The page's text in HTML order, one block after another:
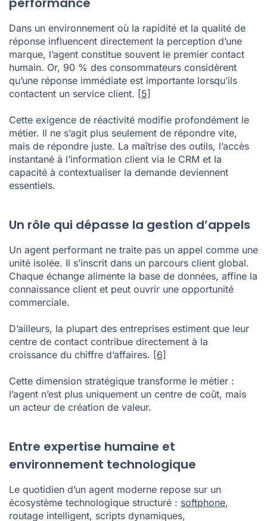
Dans un environnement où la rapidité et la qualité de
réponse influencent directement la perception d’une
marque, l’agent constitue souvent le premier contact
humain. Or, 90 % des consommateurs considèrent
qu’une réponse immédiate est importante lorsqu’ils
contactent un service client. [5]
Cette exigence de réactivité modifie profondément le
métier. Il ne s’agit plus seulement de répondre vite,
mais de répondre juste. La maîtrise des outils, l’accès
instantané à l’information client via le CRM et la
capacité à contextualiser la demande deviennent
essentiels.
Un rôle qui dépasse la gestion d’appels
Un agent performant ne traite pas un appel comme une
unité isolée. Il s’inscrit dans un parcours client global.
Chaque échange alimente la base de données, affine la
connaissance client et peut ouvrir une opportunité
commerciale.
D’ailleurs, la plupart des entreprises estiment que leur
centre de contact contribue directement à la
croissance du chiffre d’affaires. [6]
Cette dimension stratégique transforme le métier :
l’agent n’est plus uniquement un centre de coût, mais
un acteur de création de valeur.
Entre expertise humaine et
environnement technologique
Le quotidien d’un agent moderne repose sur un
écosystème technologique structuré : softphone,
routage intelligent, scripts dynamiques,